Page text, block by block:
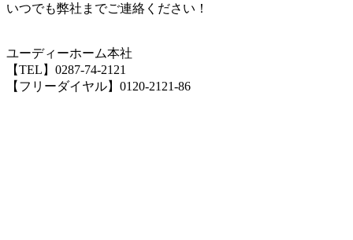
いつでも弊社までご連絡ください！
ユーディーホーム本社
【TEL】0287-74-2121
【フリーダイヤル】0120-2121-86